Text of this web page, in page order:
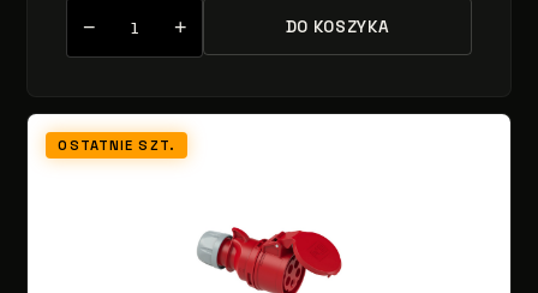
− + DO KOSZYKA
OSTATNIE SZT.